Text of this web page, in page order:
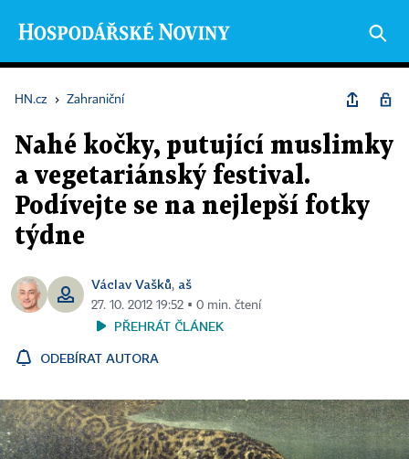
HN.cz › Zahraniční
Nahé kočky, putující muslimky
a vegetariánský festival.
Podívejte se na nejlepší fotky
týdne
Václav Vašků, aš
27. 10. 2012 19:52 ▪ 0 min. čtení
PŘEHRÁT ČLÁNEK
ODEBÍRAT AUTORA